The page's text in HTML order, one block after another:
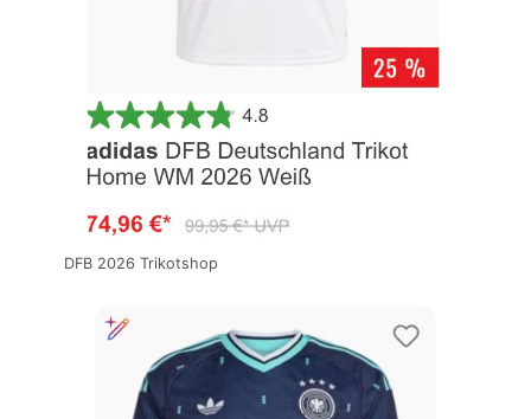
DFB 2026 Trikotshop